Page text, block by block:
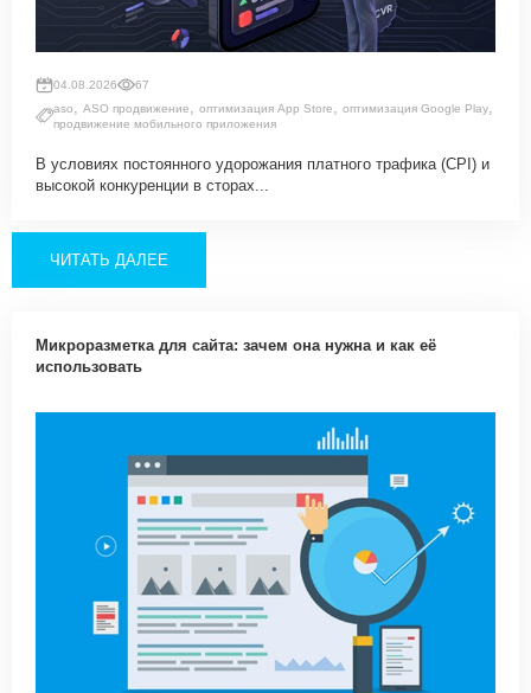
04.08.2026
67
aso, ASO продвижение, оптимизация App Store, оптимизация Google Play,
продвижение мобильного приложения
В условиях постоянного удорожания платного трафика (CPI) и
высокой конкуренции в сторах...
ЧИТАТЬ ДАЛЕЕ
Микроразметка для сайта: зачем она нужна и как её
использовать